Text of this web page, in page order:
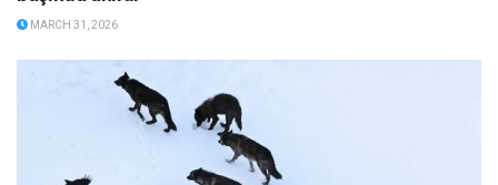
MARCH 31, 2026